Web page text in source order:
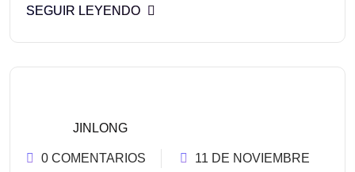
SEGUIR LEYENDO
JINLONG
0 COMENTARIOS
11 DE NOVIEMBRE